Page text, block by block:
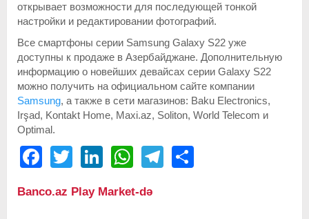
открывает возможности для последующей тонкой
настройки и редактировании фотографий.
Все смартфоны серии Samsung Galaxy S22 уже
доступны к продаже в Азербайджане. Дополнительную
информацию о новейших девайсах серии Galaxy S22
можно получить на официальном сайте компании
Samsung, а также в сети магазинов: Baku Electronics,
Irşad, Kontakt Home, Maxi.az, Soliton, World Telecom и
Optimal.
FacebookTwitter LinkedIn WhatsAppTelegram
Banco.az Play Market-də